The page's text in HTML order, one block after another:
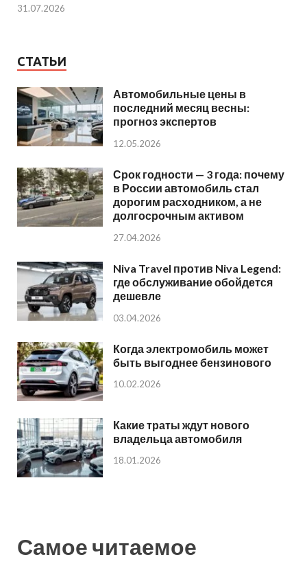
31.07.2026
СТАТЬИ
Автомобильные цены в
последний месяц весны:
прогноз экспертов
12.05.2026
Срок годности — 3 года: почему
в России автомобиль стал
дорогим расходником, а не
долгосрочным активом
27.04.2026
Niva Travel против Niva Legend:
где обслуживание обойдется
дешевле
03.04.2026
Когда электромобиль может
быть выгоднее бензинового
10.02.2026
Какие траты ждут нового
владельца автомобиля
18.01.2026
Самое читаемое